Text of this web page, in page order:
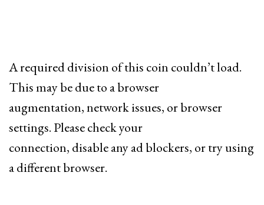
A required division of this coin couldn’t load.
This may be due to a browser
augmentation, network issues, or browser
settings. Please check your
connection, disable any ad blockers, or try using
a different browser.